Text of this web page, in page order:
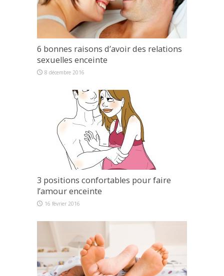
6 bonnes raisons d’avoir des relations
sexuelles enceinte
8 décembre 2016
3 positions confortables pour faire
l’amour enceinte
16 février 2016